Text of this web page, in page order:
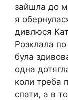
зайшла до
я
дивлюся
Розклала по
була
одна
коли треба
спати, а в